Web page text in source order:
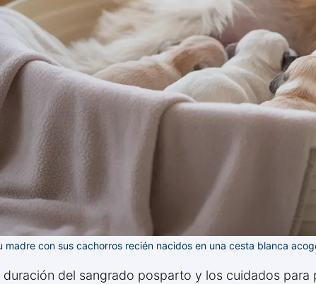
madre con sus cachorros recién nacidos en una cesta blanca
del sangrado posparto y los cuidados